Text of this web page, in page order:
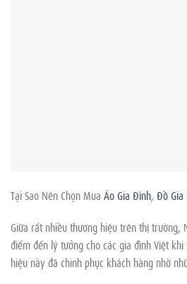
Tại Sao Nên Chọn Mua Áo Gia Đình, Đồ
Giữa rất nhiều thương hiệu trên thị
điểm đến lý tưởng cho các gia đình Việt
hiệu này đã chinh phục khách hàng nhờ